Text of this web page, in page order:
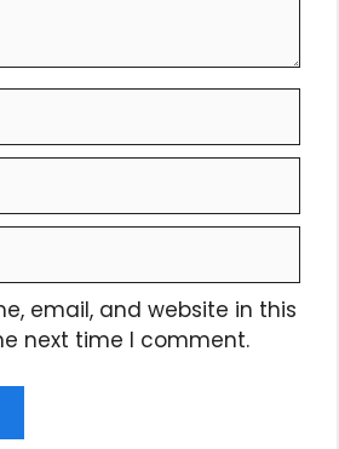
email, and website in this
next time I comment.